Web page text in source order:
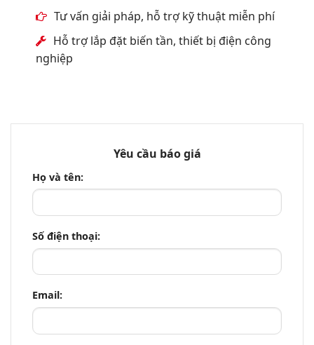
Tư vấn giải pháp, hỗ trợ kỹ thuật miễn phí
Hỗ trợ lắp đặt biến tần, thiết bị điện công
nghiệp
Yêu cầu báo giá
Họ và tên:
Số điện thoại:
Email: